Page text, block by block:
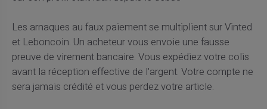
Les arnaques au faux paiement se multiplient sur Vinted
et Leboncoin. Un acheteur vous envoie une fausse
preuve de virement bancaire. Vous expédiez votre colis
avant la réception effective de l'argent. Votre compte ne
sera jamais crédité et vous perdez votre article.